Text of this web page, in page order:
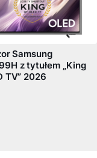
Samsung
z tytułem „King
TV” 2026